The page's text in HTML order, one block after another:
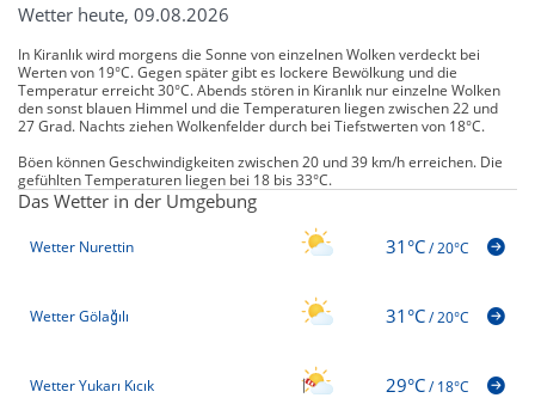
Wetter heute, 09.08.2026
In Kiranlık wird morgens die Sonne von einzelnen Wolken verdeckt bei
Werten von 19°C. Gegen später gibt es lockere Bewölkung und die
Temperatur erreicht 30°C. Abends stören in Kiranlık nur einzelne Wolken
den sonst blauen Himmel und die Temperaturen liegen zwischen 22 und
27 Grad. Nachts ziehen Wolkenfelder durch bei Tiefstwerten von 18°C.
Böen können Geschwindigkeiten zwischen 20 und 39 km/h erreichen. Die
gefühlten Temperaturen liegen bei 18 bis 33°C.
Das Wetter in der Umgebung
Wetter Nurettin 31°C/20°C
Wetter Gölağılı 31°C/20°C
Wetter Yukarı Kıcık 29°C/18°C